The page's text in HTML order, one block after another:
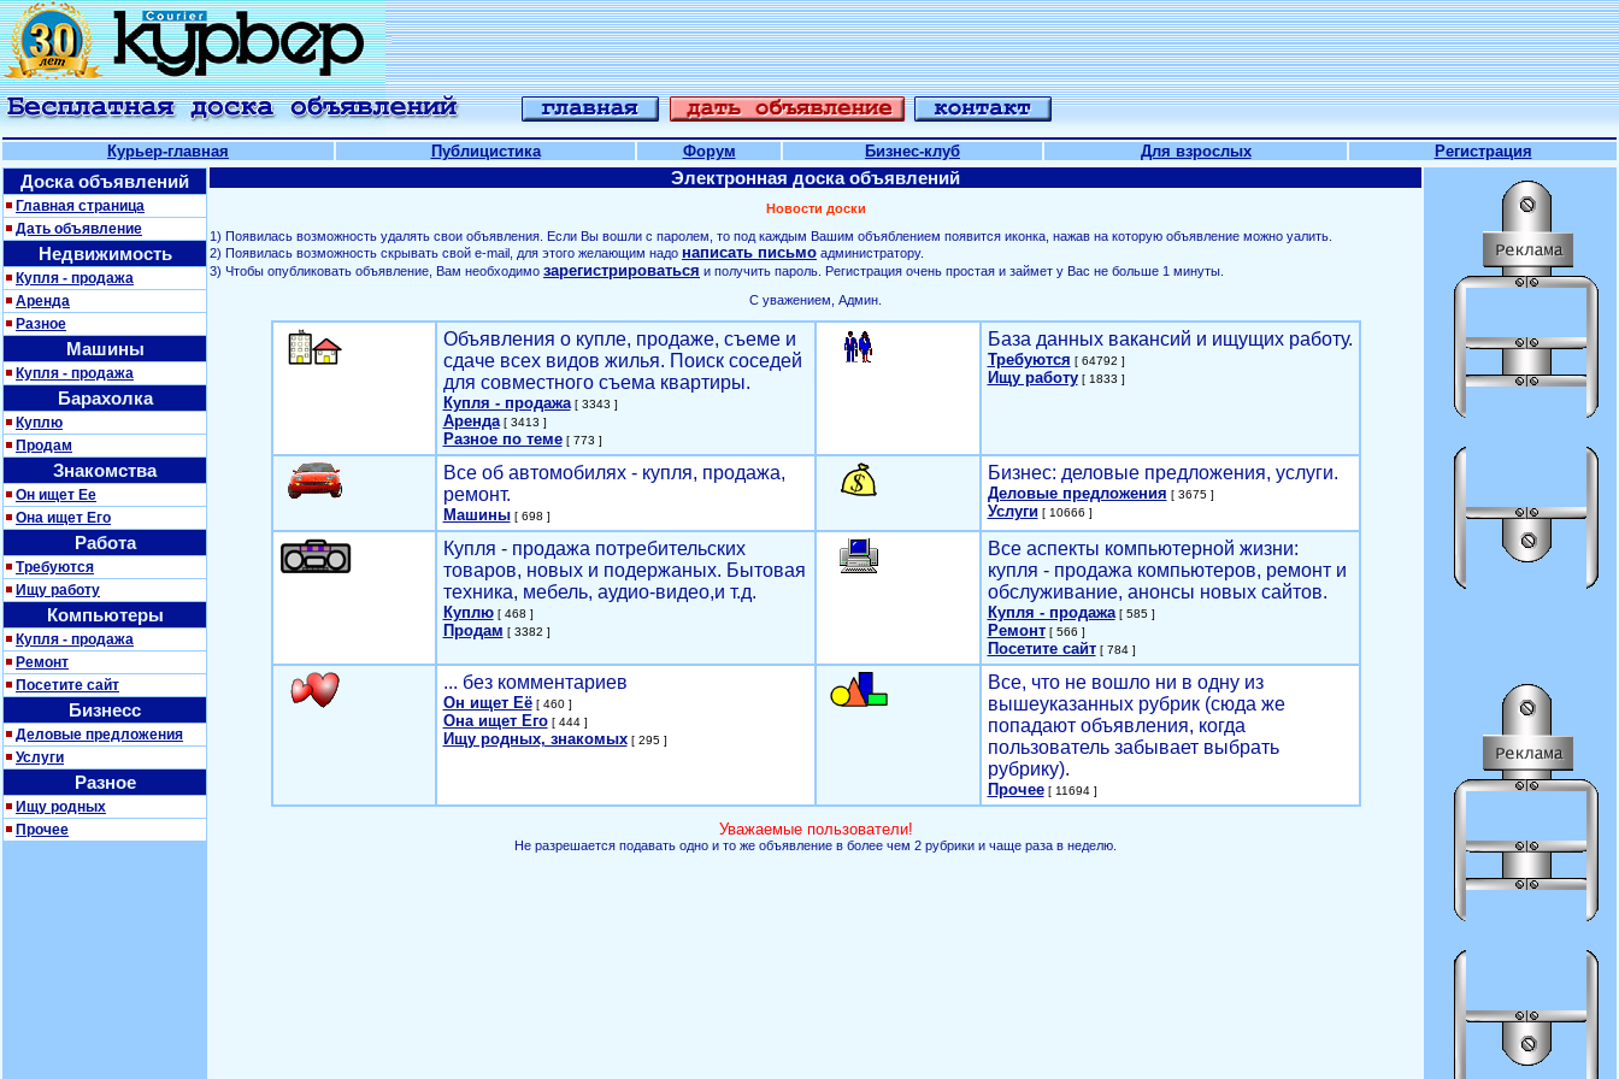
Курьер-главная Публицистика Форум Бизнес-клуб Для взрослых Регистрация
Доска объявлений
Главная страница
Дать объявление
Недвижимость
Купля - продажа
Аренда
Разное
Машины
Купля - продажа
Барахолка
Куплю
Продам
Знакомства
Он ищет Ее
Она ищет Его
Работа
Требуются
Ищу работу
Компьютеры
Купля - продажа
Ремонт
Посетите сайт
Бизнесс
Деловые предложения
Услуги
Разное
Ищу родных
Прочее
Электронная доска объявлений
Новости доски
1) Появилась возможность удалять свои объявления. Если Вы вошли с паролем, то под каждым Вашим объяблением появится иконка, нажав на которую объявление можно уалить.
2) Появилась возможность скрывать свой е-mail, для этого желающим надо написать письмо администратору.
3) Чтобы опубликовать объявление, Вам необходимо зарегистрироваться и получить пароль. Регистрация очень простая и займет у Вас не больше 1 минуты.
С уважением, Админ.
Объявления о купле, продаже, съеме и
сдаче всех видов жилья. Поиск соседей
для совместного съема квартиры.
Купля - продажа[ 3343 ]
Аренда[ 3413 ]
Разное по теме[ 773 ]
База данных вакансий и ищущих работу.
Требуются [ 64792 ]
Ищу работу[ 1833 ]
Все об автомобилях - купля, продажа,
ремонт.
Машины[ 698 ]
Бизнес: деловые предложения, услуги.
Деловые предложения [ 3675 ]
Услуги[ 10666 ]
Купля - продажа потребительских
товаров, новых и подержаных. Бытовая
техника, мебель, аудио-видео,и т.д.
Куплю[ 468 ]
Продам [ 3382 ]
Все аспекты компьютерной жизни:
купля - продажа компьютеров, ремонт и
обслуживание, анонсы новых сайтов.
Купля - продажа[ 585 ]
Ремонт[ 566 ]
Посетите сайт[ 784 ]
... без комментариев
Он ищет Её[ 460 ]
Она ищет Его[ 444 ]
Ищу родных, знакомых[ 295 ]
Все, что не вошло ни в одну из
вышеуказанных рубрик (сюда же
попадают объявления, когда
пользователь забывает выбрать
рубрику).
Прочее[ 11694 ]
Уважаемые пользователи!
Не разрешается подавать одно и то же объявление в более чем 2 рубрики и чаще раза в неделю.